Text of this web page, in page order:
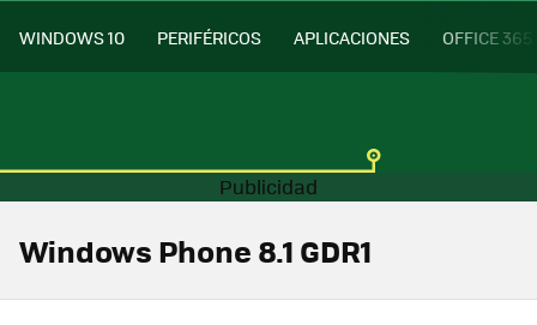
WINDOWS 10 PERIFÉRICOS APLICACIONES OFFICE 365
Windows Phone 8.1 GDR1